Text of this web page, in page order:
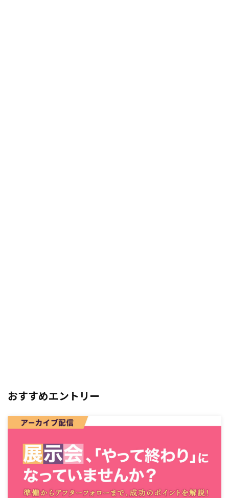
おすすめエントリー